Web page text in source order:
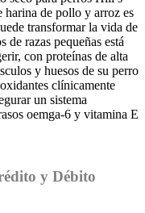
harina de pollo y arroz es
transformar la vida de
de razas pequeñas está
con proteínas de alta
y huesos de su perro
clínicamente
un sistema
oemga-6 y vitamina E
y Débito